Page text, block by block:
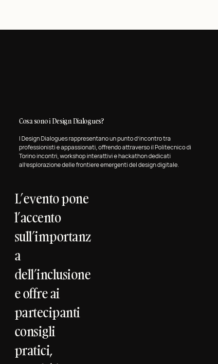
Cosa sono i Design Dialogues?
I Design Dialogues rappresentano un punto d’incontro tra
professionisti e appassionati, offrendo attraverso il Politecnico di
Torino incontri, workshop interattivi e hackathon dedicati
all’esplorazione delle frontiere emergenti del design digitale.
L’evento pone
l’accento
sull’importanz
a
dell’inclusione
e offre ai
partecipanti
consigli
pratici,